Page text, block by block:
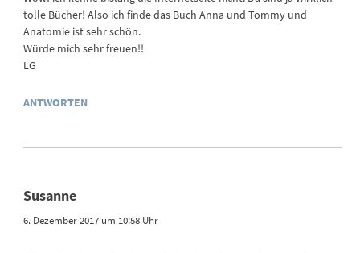
tolle Bücher! Also ich finde das Buch Anna und Tommy und
Anatomie ist sehr schön.
Würde mich sehr freuen!!
LG
ANTWORTEN
Susanne
6. Dezember 2017 um 10:58 Uhr